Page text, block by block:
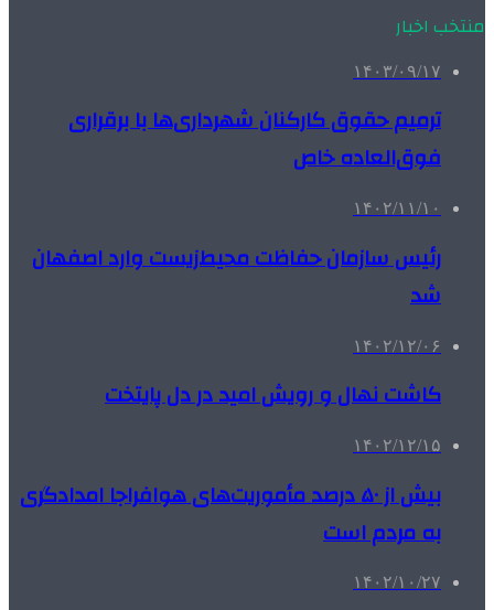
منتخب اخبار
۱۴۰۳/۰۹/۱۷
ترمیم حقوق کارکنان شهرداری‌ها با برقراری
فوق‌العاده خاص
۱۴۰۲/۱۱/۱۰
رئیس سازمان حفاظت محیط‌زیست وارد اصفهان
شد
۱۴۰۲/۱۲/۰۶
کاشت نهال و رویش امید در دل پایتخت
۱۴۰۲/۱۲/۱۵
بیش از ۵۰ درصد مأموریت‌های هوافراجا امدادگری
به مردم است
۱۴۰۲/۱۰/۲۷